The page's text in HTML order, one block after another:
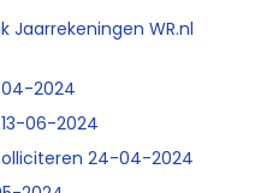
Jaarrekeningen WR.nl
2024
06-2024
24-04-2024